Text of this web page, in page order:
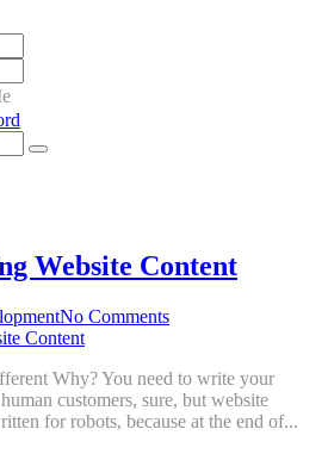
Website Content
No Comments
Why? You need to write your
customers, sure, but website
for robots, because at the end of...